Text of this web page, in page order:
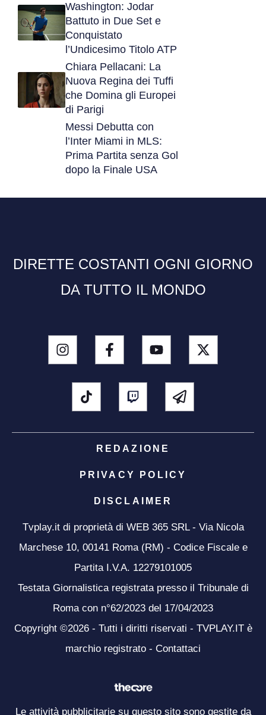
Washington: Jodar
Battuto in Due Set e
Conquistato
l’Undicesimo Titolo ATP
Chiara Pellacani: La
Nuova Regina dei Tuffi
che Domina gli Europei
di Parigi
Messi Debutta con
l’Inter Miami in MLS:
Prima Partita senza Gol
dopo la Finale USA
DIRETTE COSTANTI OGNI GIORNO
DA TUTTO IL MONDO
REDAZIONE
PRIVACY POLICY
DISCLAIMER
Tvplay.it di proprietà di WEB 365 SRL - Via Nicola
Marchese 10, 00141 Roma (RM) - Codice Fiscale e
Partita I.V.A. 12279101005
Testata Giornalistica registrata presso il Tribunale di
Roma con n°62/2023 del 17/04/2023
Copyright ©2026 - Tutti i diritti riservati - TVPLAY.IT è
marchio registrato - Contattaci
Le attività pubblicitarie su questo sito sono gestite da